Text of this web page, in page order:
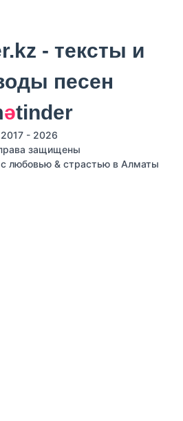
әtinder
2017 - 2026
защищены
любовью & страстью в Алматы